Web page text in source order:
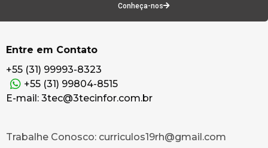
Conheça-nos
Entre em Contato
+55 (31) 99993-8323
+55 (31) 99804-8515
E-mail: 3tec@3tecinfor.com.br
Trabalhe Conosco: curriculos19rh@gmail.com